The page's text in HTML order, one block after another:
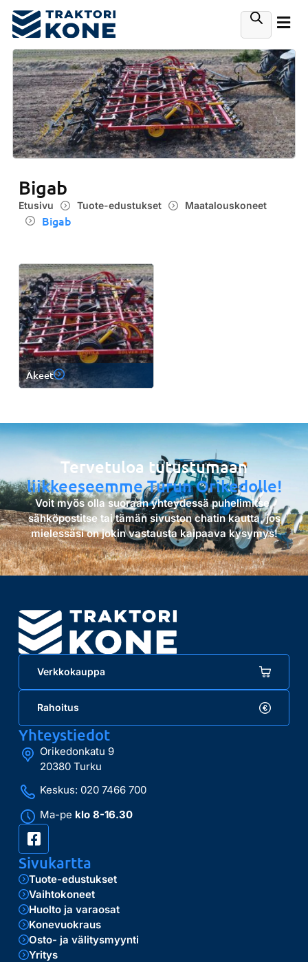
Bigab
Etusivu Tuote-edustukset Maatalouskoneet
Bigab
Äkeet
Tervetuloa tutustumaan
liikkeeseemme Turun Orikedolle!
Voit myös olla suoraan yhteydessä puhelimitse,
sähköpostitse tai tämän sivuston chatin kautta, jos
mielessäsi on jokin vastausta kaipaava kysymys!
Verkkokauppa
Rahoitus
Yhteystiedot
Orikedonkatu 9
20380 Turku
Keskus: 020 7466 700
Ma-pe klo 8-16.30
Sivukartta
Tuote-edustukset
Vaihtokoneet
Huolto ja varaosat
Konevuokraus
Osto- ja välitysmyynti
Yritys